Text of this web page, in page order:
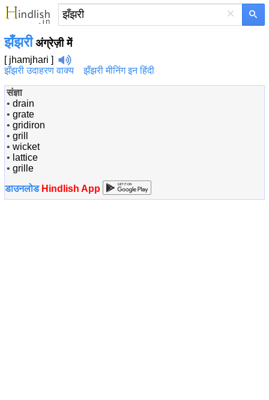
×
झँझरीअंग्रेज़ी में
[ jhamjhari ]
झँझरी उदाहरण वाक्य
झँझरी मीनिंग इन हिंदी
संज्ञा
• drain
• grate
• gridiron
• grill
• wicket
• lattice
• grille
डाउनलोड Hindlish App